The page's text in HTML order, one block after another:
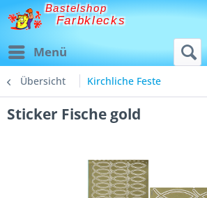
Bastelshop
Farbklecks
Menü
Übersicht Kirchliche Feste
Sticker Fische gold